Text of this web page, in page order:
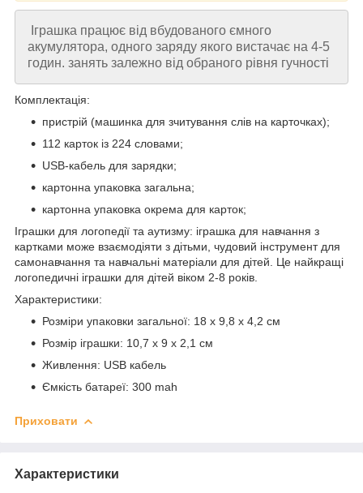
Іграшка працює від вбудованого ємного
акумулятора, одного заряду якого вистачає на 4-5
годин. занять залежно від обраного рівня гучності
Комплектація:
пристрій (машинка для зчитування слів на карточках);
112 карток із 224 словами;
USB-кабель для зарядки;
картонна упаковка загальна;
картонна упаковка окрема для карток;
Іграшки для логопедії та аутизму: іграшка для навчання з
картками може взаємодіяти з дітьми, чудовий інструмент для
самонавчання та навчальні матеріали для дітей. Це найкращі
логопедичні іграшки для дітей віком 2-8 років.
Характеристики:
Розміри упаковки загальної: 18 х 9,8 х 4,2 см
Розмір іграшки: 10,7 х 9 х 2,1 см
Живлення: USB кабель
Ємкість батареї: 300 mah
Приховати
Характеристики